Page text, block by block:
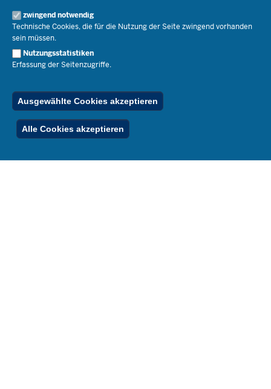
zwingend notwendig
Technische Cookies, die für die Nutzung der Seite zwingend vorhanden
sein müssen.
Nutzungsstatistiken
Erfassung der Seitenzugriffe.
Ausgewählte Cookies akzeptieren
Alle Cookies akzeptieren
Open Government
Bibliothek
Veranstaltungen
Geschäftsbereich
Pressefotos
Social Media
Pressekontakt
Service
Schule(n) suchen
Kontakt
Der Weg zu uns
Publikationen
RSS-Feed
Ferienordnung
Spezialangebote
© 2026 Bildungsportal NRW
Below
Footer
Menu
Inhalt Impressum Datenschutz